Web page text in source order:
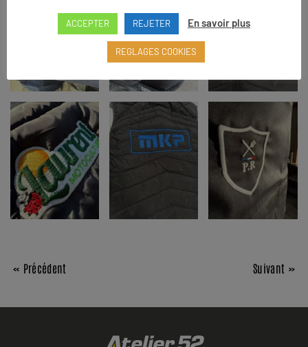
« Précédent Suivant »
ACCEPTER REJETER En savoir plus
REGLAGES COOKIES